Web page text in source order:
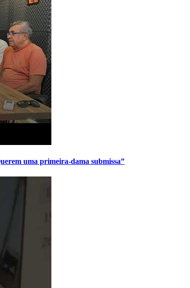
uma primeira-dama submissa”